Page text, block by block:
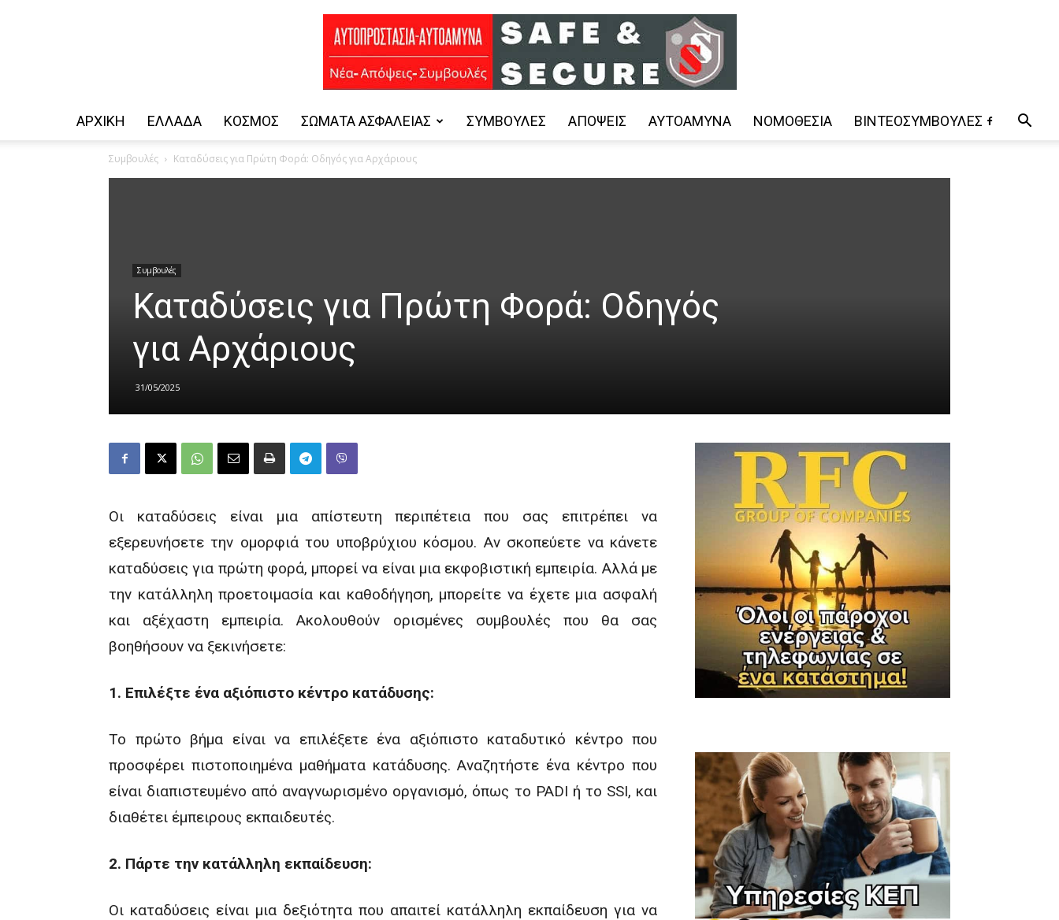
ΑΡΧΙΚΗ ΕΛΛΆΔΑ ΚΌΣΜΟΣ ΣΏΜΑΤΑ ΑΣΦΑΛΕΊΑΣ ΣΥΜΒΟΥΛΈΣ ΑΠΌΨΕΙΣ ΑΥΤΟΆΜΥΝΑ ΝΟΜΟΘΕΣΊΑ ΒΊΝΤΕΟΣΥΜΒΟΥΛΈΣ
Συμβουλές Καταδύσεις για Πρώτη Φορά: Οδηγός για Αρχάριους
Συμβουλές
Καταδύσεις για Πρώτη Φορά: Οδηγός
για Αρχάριους
31/05/2025
Οι καταδύσεις είναι μια απίστευτη περιπέτεια που σας επιτρέπει να
εξερευνήσετε την ομορφιά του υποβρύχιου κόσμου. Αν σκοπεύετε να κάνετε
καταδύσεις για πρώτη φορά, μπορεί να είναι μια εκφοβιστική εμπειρία. Αλλά με
την κατάλληλη προετοιμασία και καθοδήγηση, μπορείτε να έχετε μια ασφαλή
και αξέχαστη εμπειρία. Ακολουθούν ορισμένες συμβουλές που θα σας
βοηθήσουν να ξεκινήσετε:
1. Επιλέξτε ένα αξιόπιστο κέντρο κατάδυσης:
Το πρώτο βήμα είναι να επιλέξετε ένα αξιόπιστο καταδυτικό κέντρο που
προσφέρει πιστοποιημένα μαθήματα κατάδυσης. Αναζητήστε ένα κέντρο που
είναι διαπιστευμένο από αναγνωρισμένο οργανισμό, όπως το PADI ή το SSI, και
διαθέτει έμπειρους εκπαιδευτές.
2. Πάρτε την κατάλληλη εκπαίδευση:
Οι καταδύσεις είναι μια δεξιότητα που απαιτεί κατάλληλη εκπαίδευση για να